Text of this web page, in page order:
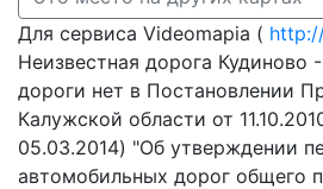
Для сервиса Videomapia (
Неизвестная дорога Кудиново
дороги нет в Постановлении
Калужской области от
05.03.2014) "Об утверждении
автомобильных дорог общего